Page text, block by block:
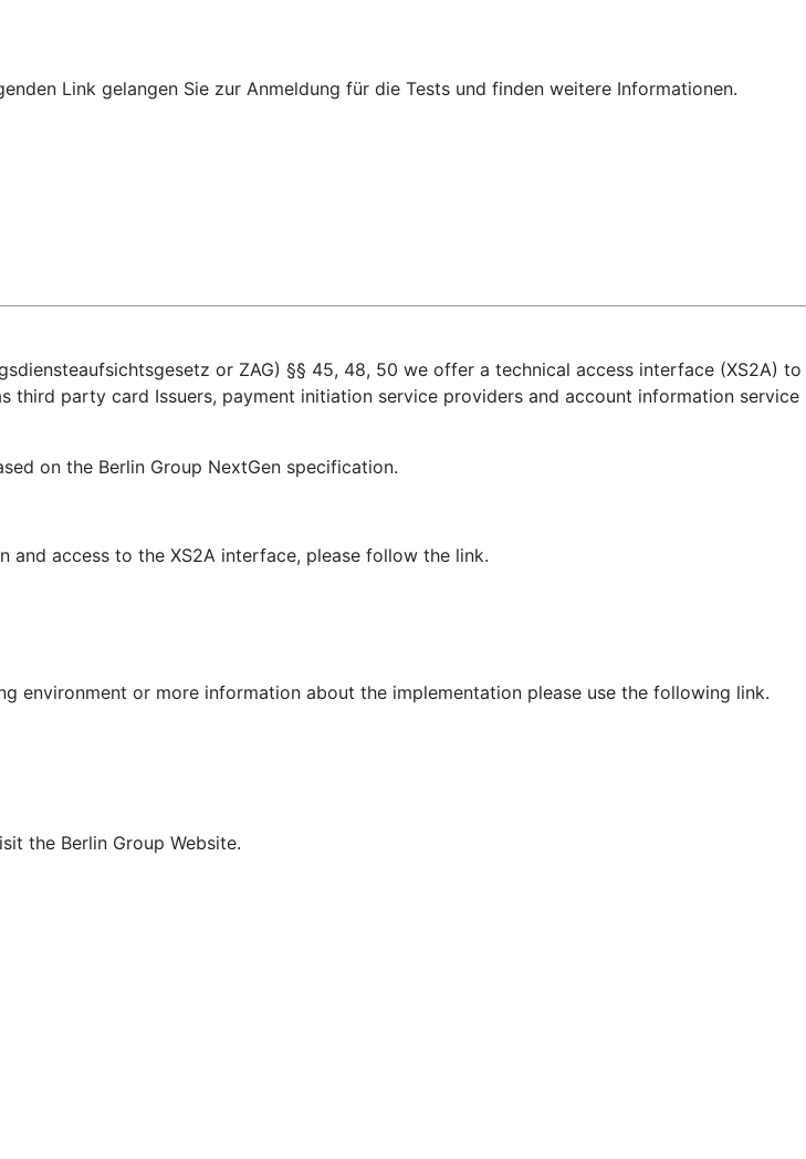
Link gelangen Sie zur Anmeldung für die Tests und finden weitere Informationen.
or ZAG) §§ 45, 48, 50 we offer a technical access interface (XS2A) to
party card Issuers, payment initiation service providers and account information service
on the Berlin Group NextGen specification.
and access to the XS2A interface, please follow the link.
or more information about the implementation please use the following link.
the Berlin Group Website.